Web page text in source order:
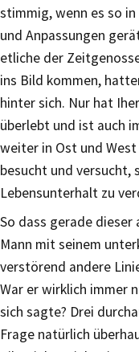
stimmig, wenn es so
und Anpassungen
etliche der
ins Bild kommen,
hinter sich. Nur hat
überlebt und ist auch
weiter in Ost und
besucht und versucht,
Lebensunterhalt zu
So dass gerade dieser
Mann mit seinem
verstörend andere
War er wirklich immer
sich sagte? Drei
Frage natürlich